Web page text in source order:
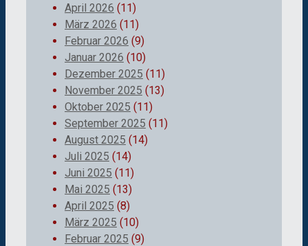
April 2026 (11)
März 2026 (11)
Februar 2026 (9)
Januar 2026 (10)
Dezember 2025 (11)
November 2025 (13)
Oktober 2025 (11)
September 2025 (11)
August 2025 (14)
Juli 2025 (14)
Juni 2025 (11)
Mai 2025 (13)
April 2025 (8)
März 2025 (10)
Februar 2025 (9)